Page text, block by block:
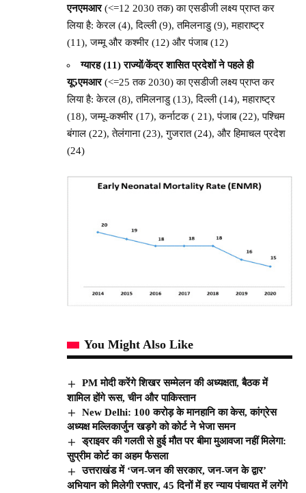
एनएमआर(<=12 2030 तक) का एसडीजी लक्ष्य प्राप्त कर
लिया है: केरल (4), दिल्ली (9), तमिलनाडु (9), महाराष्ट्र
(11), जम्मू और कश्मीर (12) और पंजाब (12)
ग्यारह (11) राज्यों/केंद्र शासित प्रदेशों ने पहले ही
यू5एमआर(<=25 तक 2030) का एसडीजी लक्ष्य प्राप्त कर
लिया है: केरल (8), तमिलनाडु (13), दिल्ली (14), महाराष्ट्र
(18), जम्मू-कश्मीर (17), कर्नाटक ( 21), पंजाब (22), पश्चिम
बंगाल (22), तेलंगाना (23), गुजरात (24), और हिमाचल प्रदेश
(24)
You Might Also Like
PM मोदी करेंगे शिखर सम्मेलन की अध्यक्षता, बैठक में
शामिल होंगे रूस, चीन और पाकिस्तान
New Delhi: 100 करोड़ के मानहानि का केस, कांग्रेस
अध्यक्ष मल्लिकार्जुन खड़गे को कोर्ट ने भेजा समन
ड्राइवर की गलती से हुई मौत पर बीमा मुआवजा नहीं मिलेगा:
सुप्रीम कोर्ट का अहम फैसला
उत्तराखंड में ‘जन-जन की सरकार, जन-जन के द्वार’
अभियान को मिलेगी रफ्तार, 45 दिनों में हर न्याय पंचायत में लगेंगे